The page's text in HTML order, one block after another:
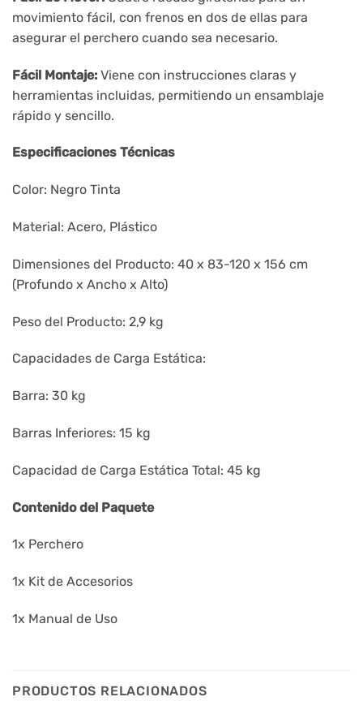
movimiento fácil, con frenos en dos de ellas para
asegurar el perchero cuando sea necesario.
Fácil Montaje: Viene con instrucciones claras y
herramientas incluidas, permitiendo un ensamblaje
rápido y sencillo.
Especificaciones Técnicas
Color: Negro Tinta
Material: Acero, Plástico
Dimensiones del Producto: 40 x 83-120 x 156 cm
(Profundo x Ancho x Alto)
Peso del Producto: 2,9 kg
Capacidades de Carga Estática:
Barra: 30 kg
Barras Inferiores: 15 kg
Capacidad de Carga Estática Total: 45 kg
Contenido del Paquete
1x Perchero
1x Kit de Accesorios
1x Manual de Uso
PRODUCTOS RELACIONADOS